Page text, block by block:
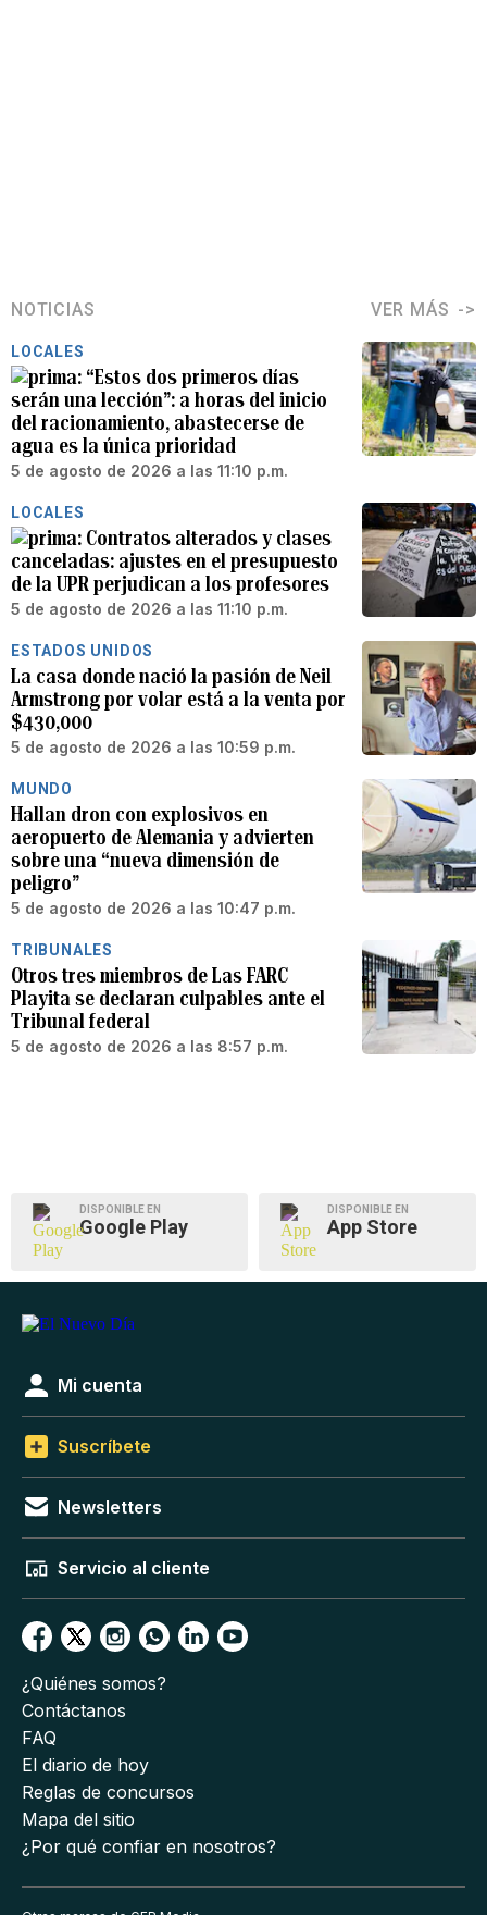
NOTICIAS VER MÁS
LOCALES
“Estos dos primeros días
serán una lección”: a horas del inicio
del racionamiento, abastecerse de
agua es la única prioridad
5 de agosto de 2026 a las 11:10 p.m.
LOCALES
Contratos alterados y clases
canceladas: ajustes en el presupuesto
de la UPR perjudican a los profesores
5 de agosto de 2026 a las 11:10 p.m.
ESTADOS UNIDOS
La casa donde nació la pasión de Neil
Armstrong por volar está a la venta por
$430,000
5 de agosto de 2026 a las 10:59 p.m.
MUNDO
Hallan dron con explosivos en
aeropuerto de Alemania y advierten
sobre una “nueva dimensión de
peligro”
5 de agosto de 2026 a las 10:47 p.m.
TRIBUNALES
Otros tres miembros de Las FARC
Playita se declaran culpables ante el
Tribunal federal
5 de agosto de 2026 a las 8:57 p.m.
DISPONIBLE EN
Google Play
DISPONIBLE EN
App Store
Mi cuenta
Suscríbete
Newsletters
Servicio al cliente
¿Quiénes somos?
Contáctanos
FAQ
El diario de hoy
Reglas de concursos
Mapa del sitio
¿Por qué confiar en nosotros?